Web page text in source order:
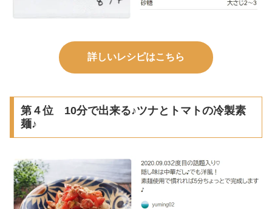
詳しいレシピはこちら
第４位 10分で出来る♪ツナとトマトの冷製素
麺♪